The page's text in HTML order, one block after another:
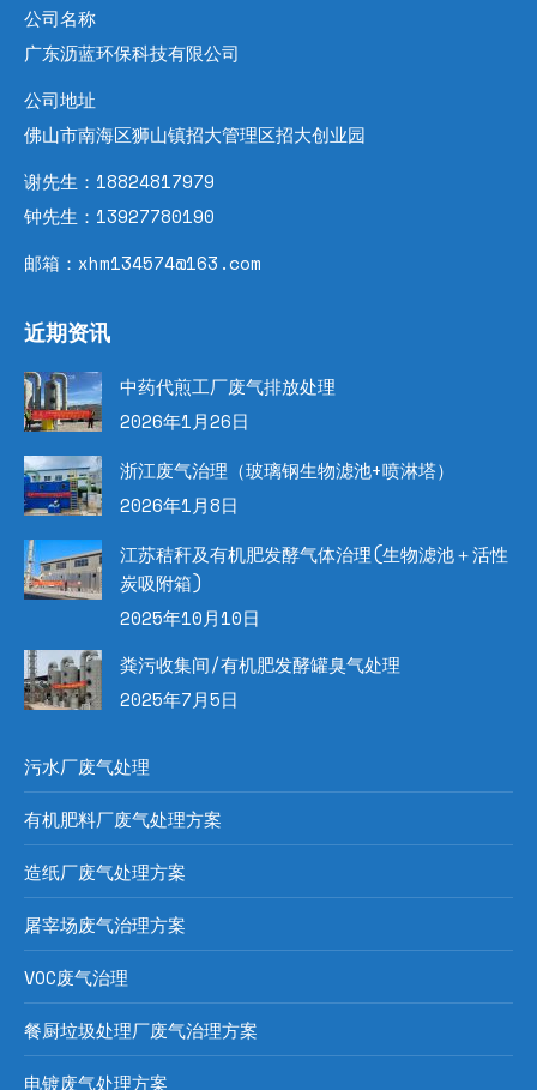
公司名称
广东沥蓝环保科技有限公司
公司地址
佛山市南海区狮山镇招大管理区招大创业园
谢先生：18824817979
钟先生：13927780190
邮箱：xhm134574@163.com
近期资讯
中药代煎工厂废气排放处理
2026年1月26日
浙江废气治理（玻璃钢生物滤池+喷淋塔）
2026年1月8日
江苏秸秆及有机肥发酵气体治理(生物滤池＋活性
炭吸附箱)
2025年10月10日
粪污收集间/有机肥发酵罐臭气处理
2025年7月5日
污水厂废气处理
有机肥料厂废气处理方案
造纸厂废气处理方案
屠宰场废气治理方案
VOC废气治理
餐厨垃圾处理厂废气治理方案
电镀废气处理方案